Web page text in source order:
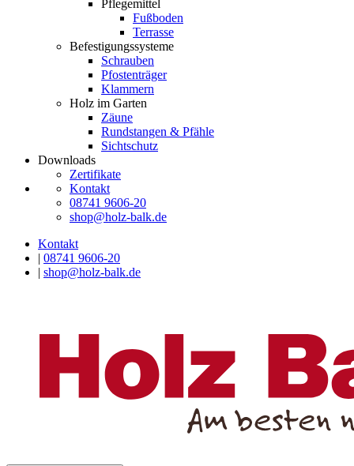
Pflegemittel
Fußboden
Terrasse
Befestigungssysteme
Schrauben
Pfostenträger
Klammern
Holz im Garten
Zäune
Rundstangen & Pfähle
Sichtschutz
Downloads
Zertifikate
Kontakt
08741 9606-20
shop@holz-balk.de
Kontakt
| 08741 9606-20
| shop@holz-balk.de